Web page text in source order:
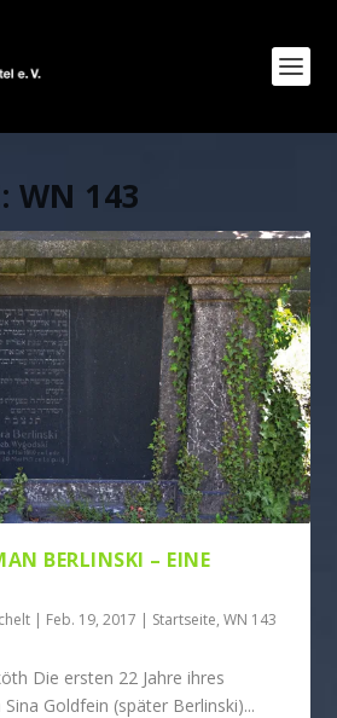
WN 143
BERLINSKI – EINE
| Feb. 19, 2017 | Startseite,WN 143
Die ersten 22 Jahre ihres
Goldfein (später Berlinski)...